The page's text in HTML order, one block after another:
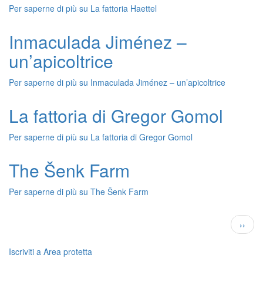
Per saperne di più su La fattoria Haettel
Inmaculada Jiménez –
un’apicoltrice
Per saperne di più su Inmaculada Jiménez – un’apicoltrice
La fattoria di Gregor Gomol
Per saperne di più su La fattoria di Gregor Gomol
The Šenk Farm
Per saperne di più su The Šenk Farm
››
Iscriviti a Area protetta